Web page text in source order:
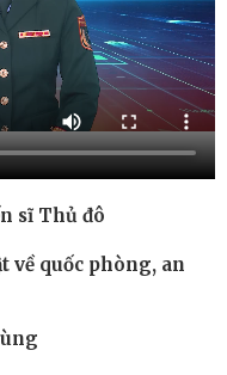
sĩ Thủ đô
về quốc phòng, an